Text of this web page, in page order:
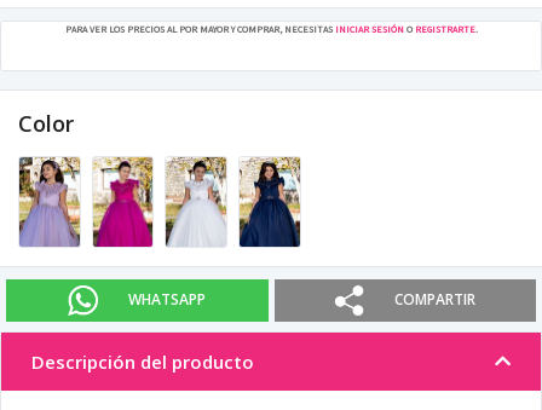
PARA VER LOS PRECIOS AL POR MAYOR Y COMPRAR, NECESITAS INICIAR SESIÓNO REGISTRARTE.
Color
WHATSAPP COMPARTIR
Descripción del producto